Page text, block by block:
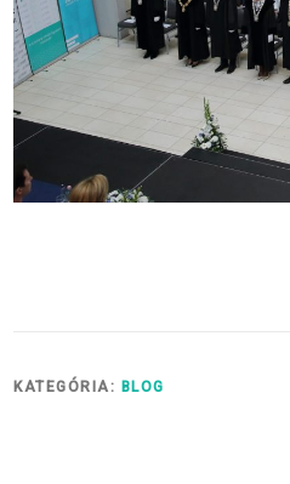
KATEGÓRIA: BLOG